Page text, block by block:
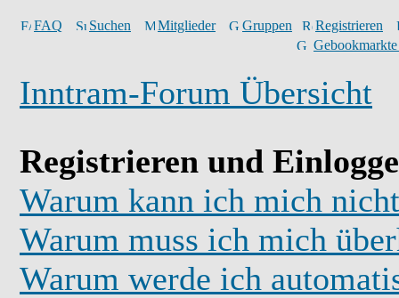
FAQ Suchen Mitglieder Gruppen
Registrieren
Inntram-Forum Übersicht
Registrieren und
Warum kann ich mich
Warum muss ich mich
Warum werde ich